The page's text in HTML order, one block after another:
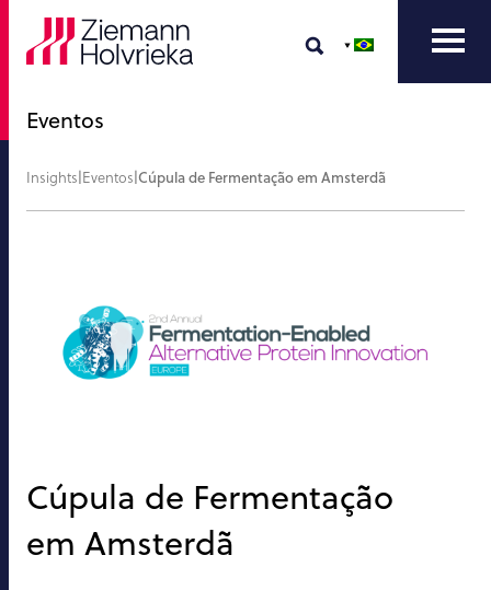
Eventos
Insights|Eventos|Cúpula de Fermentação em Amsterdã
Cúpula de Fermentação
em Amsterdã